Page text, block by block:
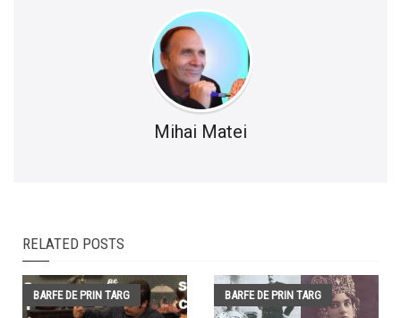
Mihai Matei
RELATED POSTS
BARFE DE PRIN TARG BARFE DE PRIN TARG